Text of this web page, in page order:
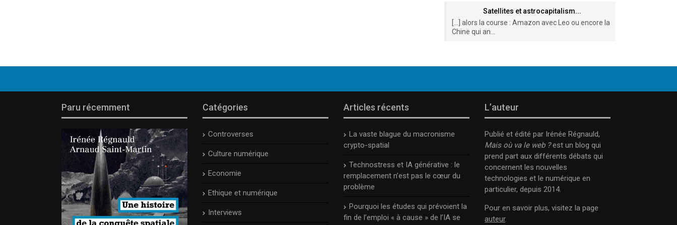
Satellites et astrocapitalism...
[…] alors la course : Amazon avec Leo ou encore la
Chine qui an...
Paru récemment Catégories
Controverses
Culture numérique
Economie
Ethique et numérique
Interviews
Articles récents
La vaste blague du macronisme
crypto-spatial
Technostress et IA générative : le
remplacement n’est pas le cœur du
problème
Pourquoi les études qui prévoient la
fin de l’emploi « à cause » de l’IA se
L’auteur
Publié et édité par Irénée Régnauld,
Mais où va le web ?est un blog qui
prend part aux différents débats qui
concernent les nouvelles
technologies et le numérique en
particulier, depuis 2014.
Pour en savoir plus, visitez la page
auteur.